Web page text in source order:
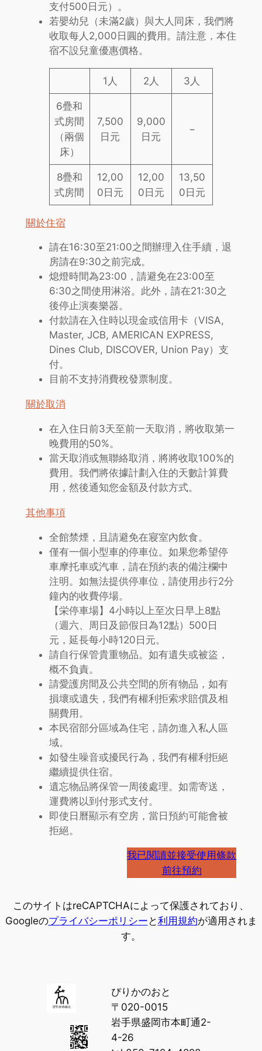
支付500日元）。
若嬰幼兒（未滿2歲）與大人同床，我們將
收取每人2,000日圓的費用。請注意，本住
宿不設兒童優惠價格。
1人 2人 3人
6疊和
式房間
（兩個
床）
7,500
日元
9,000
日元
−
8疊和
式房間
12,00
0日元
12,00
0日元
13,50
0日元
關於住宿
請在16:30至21:00之間辦理入住手續，退
房請在9:30之前完成。
熄燈時間為23:00，請避免在23:00至
6:30之間使用淋浴。此外，請在21:30之
後停止演奏樂器。
付款請在入住時以現金或信用卡（VISA,
Master, JCB, AMERICAN EXPRESS,
Dines Club, DISCOVER, Union Pay）支
付。
目前不支持消費稅發票制度。
關於取消
在入住日前3天至前一天取消，將收取第一
晚費用的50%。
當天取消或無聯絡取消，將將收取100%的
費用。我們將依據計劃入住的天數計算費
用，然後通知您金額及付款方式。
其他事項
全館禁煙，且請避免在寢室內飲食。
僅有一個小型車的停車位。如果您希望停
車摩托車或汽車，請在預約表的備注欄中
注明。如無法提供停車位，請使用步行2分
鐘內的收費停場。
【栄停車場】4小時以上至次日早上8點
（週六、周日及節假日為12點）500日
元，延長每小時120日元。
請自行保管貴重物品。如有遺失或被盜，
概不負責。
請愛護房間及公共空間的所有物品，如有
損壞或遺失，我們有權利拒索求賠償及相
關費用。
本民宿部分區域為住宅，請勿進入私人區
域。
如發生噪音或擾民行為，我們有權利拒絕
繼續提供住宿。
遺忘物品將保管一周後處理。如需寄送，
運費將以到付形式支付。
即使日曆顯示有空房，當日預約可能會被
拒絕。
我已閱讀並接受使用條款
前往預約
このサイトはreCAPTCHAによって保護されており、
Googleのプライバシーポリシー と利用規約が適用されま
す。
ぴりかのおと
〒020-0015
岩手県盛岡市本町通2-
4-26